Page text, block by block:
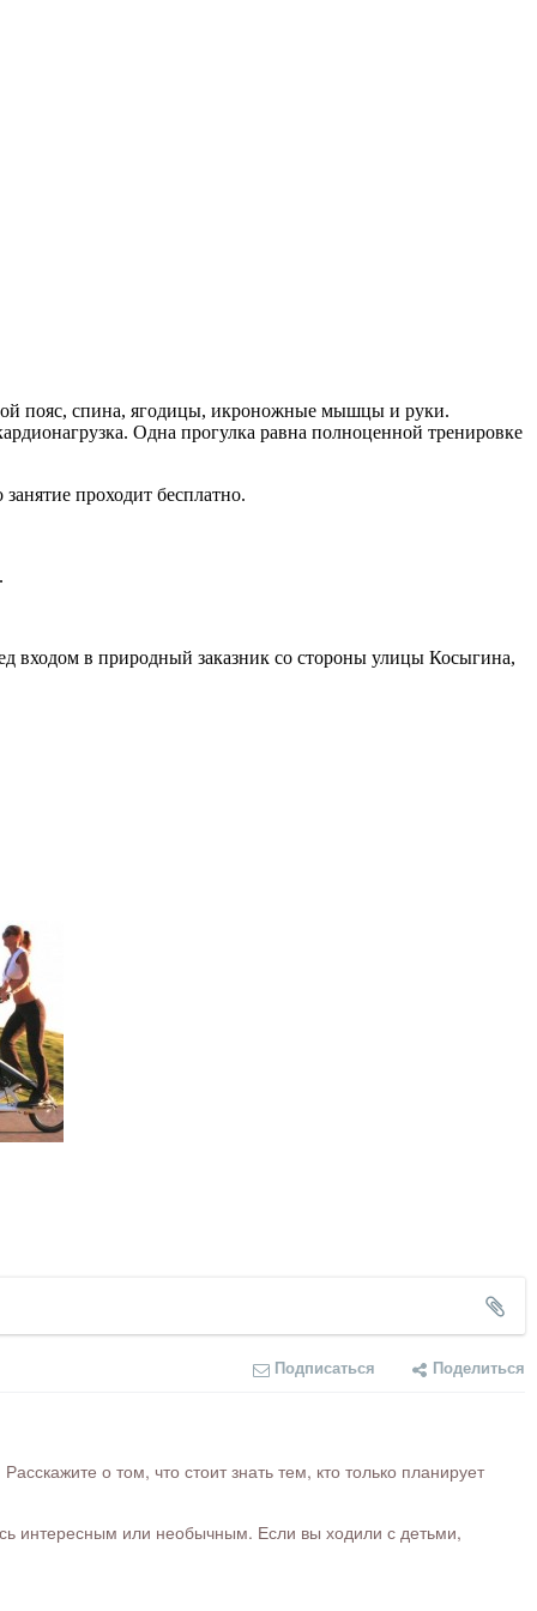
пояс, спина, ягодицы, икроножные мышцы и руки.
Одна прогулка равна полноценной тренировке
проходит бесплатно.
входом в природный заказник со стороны улицы Косыгина,
Подписаться Поделиться
о том, что стоит знать тем, кто только планирует
интересным или необычным. Если вы ходили с детьми,